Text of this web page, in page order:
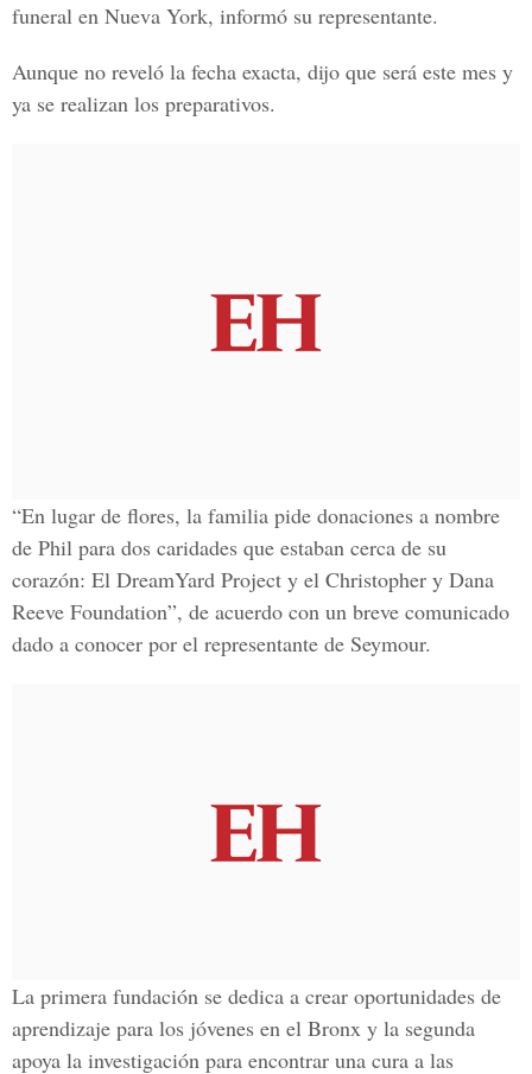
funeral en Nueva York, informó su representante.
Aunque no reveló la fecha exacta, dijo que será este mes y
ya se realizan los preparativos.
“En lugar de flores, la familia pide donaciones a nombre
de Phil para dos caridades que estaban cerca de su
corazón: El DreamYard Project y el Christopher y Dana
Reeve Foundation”, de acuerdo con un breve comunicado
dado a conocer por el representante de Seymour.
La primera fundación se dedica a crear oportunidades de
aprendizaje para los jóvenes en el Bronx y la segunda
apoya la investigación para encontrar una cura a las